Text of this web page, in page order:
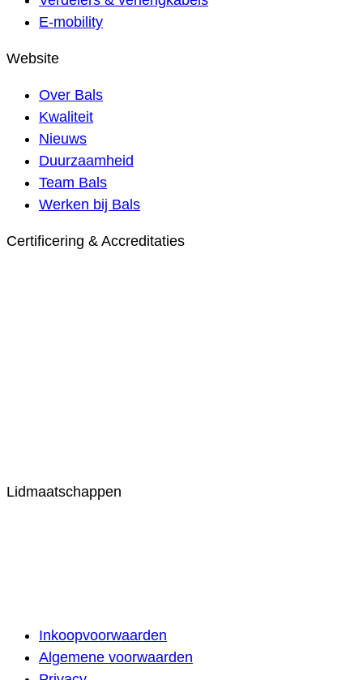
E-mobility
Website
Over Bals
Kwaliteit
Nieuws
Duurzaamheid
Team Bals
Werken bij Bals
Certificering & Accreditaties
Lidmaatschappen
Inkoopvoorwaarden
Algemene voorwaarden